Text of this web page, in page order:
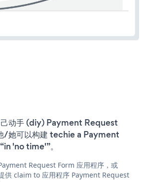
动手 (diy) Payment Request
/她可以构建 techie a Payment
'no time'”。
Request Form 应用程序，或
claim to 应用程序 Payment Request